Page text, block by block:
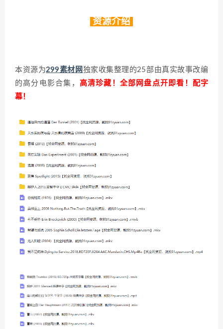
资源介绍
本资源为299素材网 独家收集整理的25部由真实故事改编
的高分电影合集， 高清珍藏！全部网盘点开即看！配字
幕！